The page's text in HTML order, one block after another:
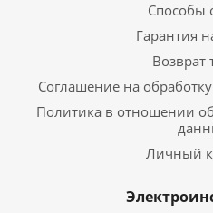
Способы
Гарантия
Возврат
Соглашение на
Политика в отношении
Личный